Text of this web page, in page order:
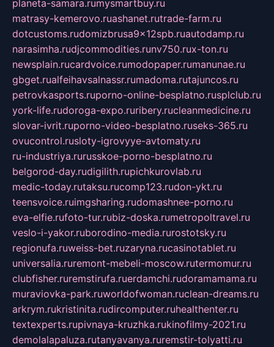
planeta-samara.rumysmartbuy.ru
matrasy-kemerovo.ruashanet.rutrade-farm.ru
dotcustoms.rudomizbrusa9x12spb.ruautodamp.ru
narasimha.rudjcommodities.runv750.rux-ton.ru
newsplain.rucardvoice.rumodopaper.rumanunae.ru
gbget.rualfeihavsalnassr.rumadoma.rutajuncos.ru
petrovkasports.ruporno-online-besplatno.rusplclub.ru
york-life.rudoroga-expo.ruribery.rucleanmedicine.ru
slovar-ivrit.ruporno-video-besplatno.ruseks-365.ru
ovucontrol.rusloty-igrovyye-avtomaty.ru
ru-industriya.rurusskoe-porno-besplatno.ru
belgorod-day.rudigilith.rupichkurovlab.ru
medic-today.rutaksu.rucomp123.rudon-ykt.ru
teensvoice.ruimgsharing.rudomashnee-porno.ru
eva-elfie.rufoto-tur.rubiz-doska.rumetropoltravel.ru
veslo-i-yakor.ruborodino-media.rurostotsky.ru
regionufa.ruweiss-bet.ruzaryna.rucasinotablet.ru
universalia.ruremont-mebeli-moscow.rutermomur.ru
clubfisher.ruremstirufa.ruerdamchi.rudoramamama.ru
muraviovka-park.ruworldofwoman.ruclean-dreams.ru
arkrym.rukristinita.rudircomputer.ruhealthenter.ru
textexperts.rupivnaya-kruzhka.rukinofilmy-2021.ru
demolalapaluza.rutanyavanya.ruremstir-tolyatti.ru